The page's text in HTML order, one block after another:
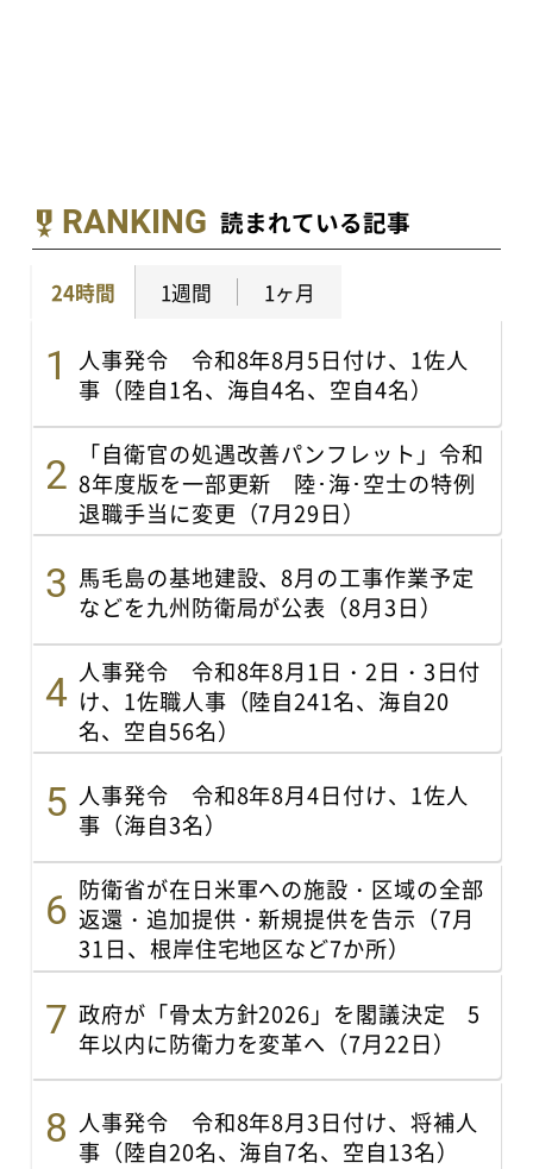
RANKING 読まれている記事
24時間 1週間 1ヶ月
人事発令 令和8年8月5日付け、1佐人
事（陸自1名、海自4名、空自4名）
「自衛官の処遇改善パンフレット」令和
8年度版を一部更新 陸･海･空士の特例
退職手当に変更（7月29日）
馬毛島の基地建設、8月の工事作業予定
などを九州防衛局が公表（8月3日）
人事発令 令和8年8月1日・2日・3日付
け、1佐職人事（陸自241名、海自20
名、空自56名）
人事発令 令和8年8月4日付け、1佐人
事（海自3名）
防衛省が在日米軍への施設・区域の全部
返還・追加提供・新規提供を告示（7月
31日、根岸住宅地区など7か所）
政府が「骨太方針2026」を閣議決定 5
年以内に防衛力を変革へ（7月22日）
人事発令 令和8年8月3日付け、将補人
事（陸自20名、海自7名、空自13名）